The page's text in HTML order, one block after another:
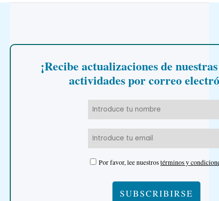
¡Recibe actualizaciones de
actividades por correo
Por favor, lee nuestrostérminos y